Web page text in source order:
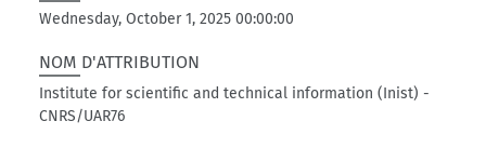
Wednesday, October 1, 2025 00:00:00
NOM D'ATTRIBUTION
Institute for scientific and technical information (Inist) -
CNRS/UAR76